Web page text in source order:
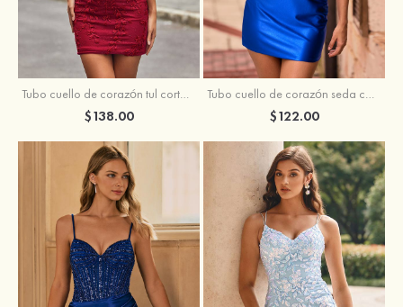
Tubo cuello de corazón tul corto/mini vestido para homecoming
$138.00
Tubo cuello de corazón seda como el satén corto vestido para homecoming
$122.00